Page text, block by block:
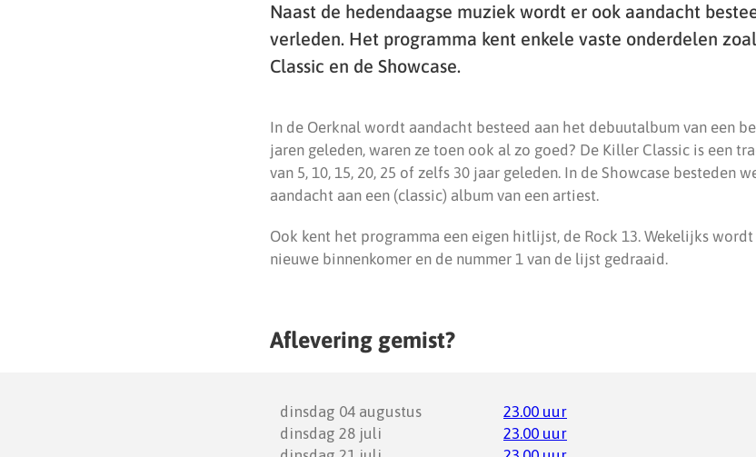
Naast de hedendaagse muziek wordt er ook aandacht
verleden. Het programma kent enkele vaste onderdelen
Classic en de Showcase.
In de Oerknal wordt aandacht besteed aan het debuutalbum van een
jaren geleden, waren ze toen ook al zo goed? De Killer Classic is een
van 5, 10, 15, 20, 25 of zelfs 30 jaar geleden. In de Showcase besteden
aandacht aan een (classic) album van een artiest.
Ook kent het programma een eigen hitlijst, de Rock 13. Wekelijks wordt
nieuwe binnenkomer en de nummer 1 van de lijst gedraaid.
Aflevering gemist?